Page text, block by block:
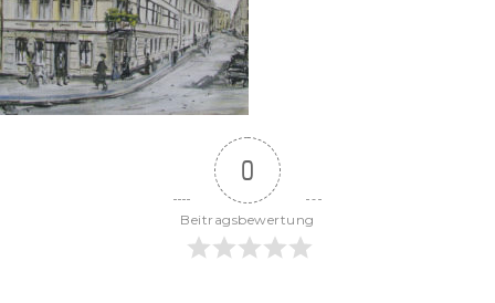
0
Beitragsbewertung